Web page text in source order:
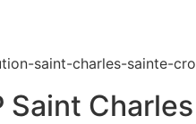
Saint